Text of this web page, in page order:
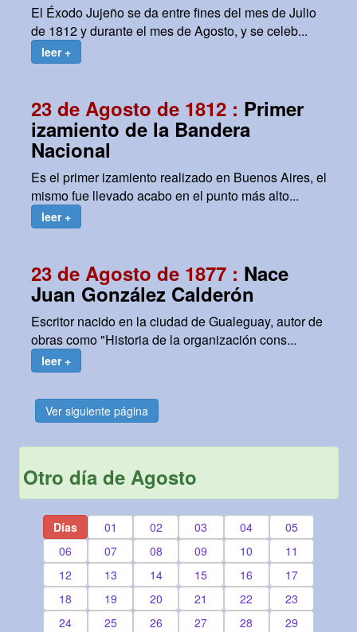
El Éxodo Jujeño se da entre fines del mes de Julio
de 1812 y durante el mes de Agosto, y se celeb...
leer +
23 de Agosto de 1812 : Primer
izamiento de la Bandera
Nacional
Es el primer izamiento realizado en Buenos Aires, el
mismo fue llevado acabo en el punto más alto...
leer +
23 de Agosto de 1877 : Nace
Juan González Calderón
Escritor nacido en la ciudad de Gualeguay, autor de
obras como "Historia de la organización cons...
leer +
Ver siguiente página
Otro día de Agosto
Días 01 02 03 04
05
06
07 08 09 10
11
12
13 14 15 16
17
18
19 20 21 22
23
24
25 26 27 28
29